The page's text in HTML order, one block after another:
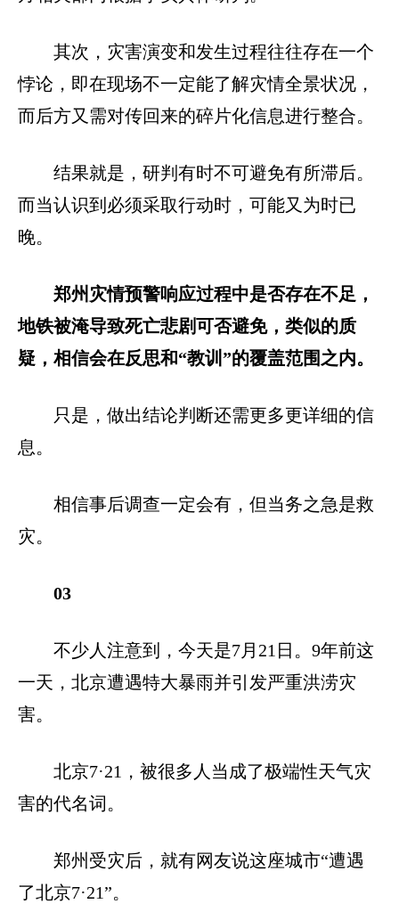
其次，灾害演变和发生过程往往存在一个
悖论，即在现场不一定能了解灾情全景状况，
而后方又需对传回来的碎片化信息进行整合。
结果就是，研判有时不可避免有所滞后。
而当认识到必须采取行动时，可能又为时已
晚。
郑州灾情预警响应过程中是否存在不足，
地铁被淹导致死亡悲剧可否避免，类似的质
疑，相信会在反思和“教训”的覆盖范围之内。
只是，做出结论判断还需更多更详细的信
息。
相信事后调查一定会有，但当务之急是救
灾。
03
不少人注意到，今天是7月21日。9年前这
一天，北京遭遇特大暴雨并引发严重洪涝灾
害。
北京7·21，被很多人当成了极端性天气灾
害的代名词。
郑州受灾后，就有网友说这座城市“遭遇
了北京7·21”。